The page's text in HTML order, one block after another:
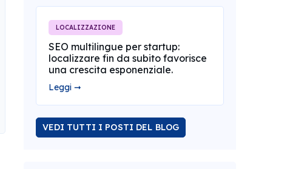
LOCALIZZAZIONE
SEO multilingue per startup:
localizzare fin da subito favorisce
una crescita esponenziale.
Leggi ➞
VEDI TUTTI I POSTI DEL BLOG